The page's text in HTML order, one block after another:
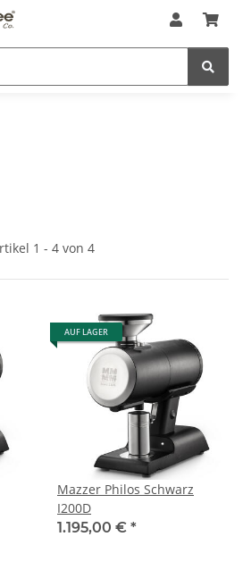
1 - 4 von 4
AUF LAGER
Mazzer Philos Schwarz
I200D
1.195,00 € *